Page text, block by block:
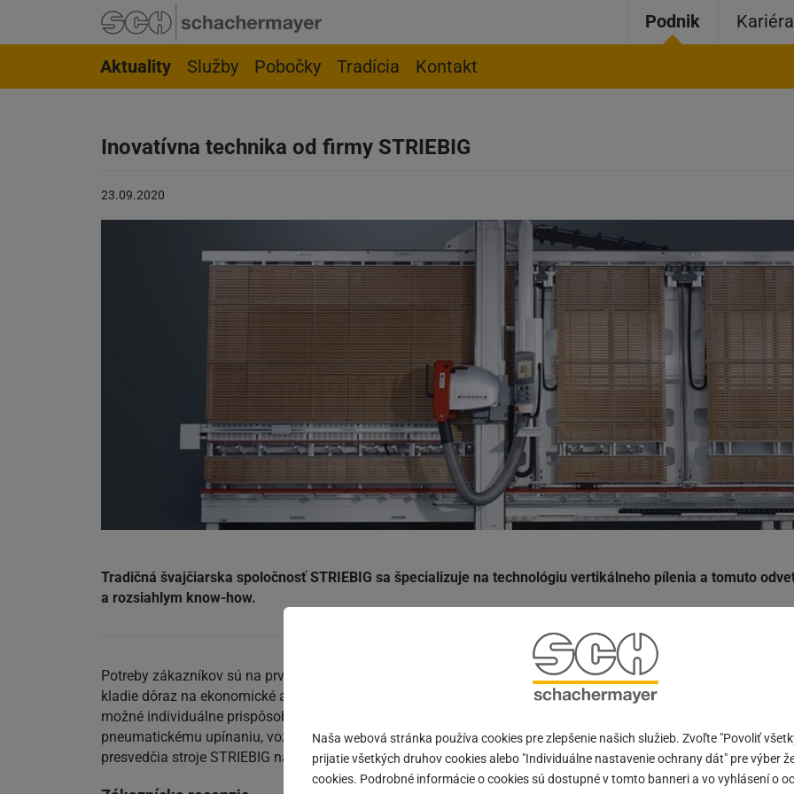
Naša webová stránka používa cookies pre zlepšenie našich služieb. Zvoľte "Povoliť
prijatie všetkých druhov cookies alebo "Individuálne nastavenie ochrany dát" pre výber
cookies. Podrobné informácie o cookies sú dostupné v tomto banneri a vo vyhlásení o
Prejsť na navigáciu
Prejsť na stránku vyhľadávania
Prejsť na hlavný obsah
Prejsť na pätu stránky
Podnik Kariéra
Aktuality Služby Pobočky Tradícia Kontakt
Inovatívna technika od firmy STRIEBIG
Článok
23.09.2020
Tradičná švajčiarska spoločnosť STRIEBIG sa špecializuje na technológiu vertikálneho pílenia a tomuto
a rozsiahlym know-how.
Potreby zákazníkov sú na prvom mieste a sú implementované do všetkých produktov. Spoločnosť STRIEBIG,
kladie dôraz na ekonomické ale aj ekologické súvislosti. STRIEBIG zaujme vysokým stupňom automatizácie
možné individuálne prispôsobiť. Už viac ako desať rokov stojí EVOLUTION v popredí ručných vertikálnych píl
pneumatickému upínaniu, vozíku s motorom, digitálnemu meraciemu systému, pneumaticky brzdeným
presvedčia stroje STRIEBIG na všetkých úrovniach.